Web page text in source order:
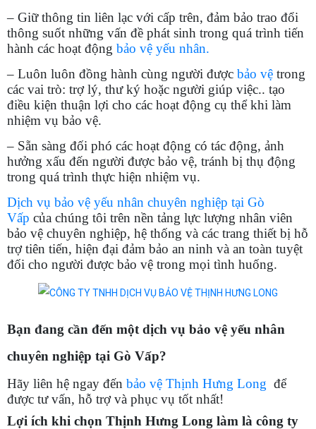
– Giữ thông tin liên lạc với cấp trên, đảm bảo trao đổi
thông suốt những vấn đề phát sinh trong quá trình tiến
hành các hoạt động bảo vệ yếu nhân.
– Luôn luôn đồng hành cùng người được bảo vệ trong
các vai trò: trợ lý, thư ký hoặc người giúp việc.. tạo
điều kiện thuận lợi cho các hoạt động cụ thể khi làm
nhiệm vụ bảo vệ.
– Sẵn sàng đối phó các hoạt động có tác động, ảnh
hưởng xấu đến người được bảo vệ, tránh bị thụ động
trong quá trình thực hiện nhiệm vụ.
Dịch vụ bảo vệ yếu nhân chuyên nghiệp tại Gò
Vấp của chúng tôi trên nền tảng lực lượng nhân viên
bảo vệ chuyên nghiệp, hệ thống và các trang thiết bị hỗ
trợ tiên tiến, hiện đại đảm bảo an ninh và an toàn tuyệt
đối cho người được bảo vệ trong mọi tình huống.
Bạn đang cần đến một dịch vụ bảo vệ yếu nhân
chuyên nghiệp tại Gò Vấp?
Hãy liên hệ ngay đến bảo vệ Thịnh Hưng Long để
được tư vấn, hỗ trợ và phục vụ tốt nhất!
Lợi ích khi chọn Thịnh Hưng Long làm là công ty